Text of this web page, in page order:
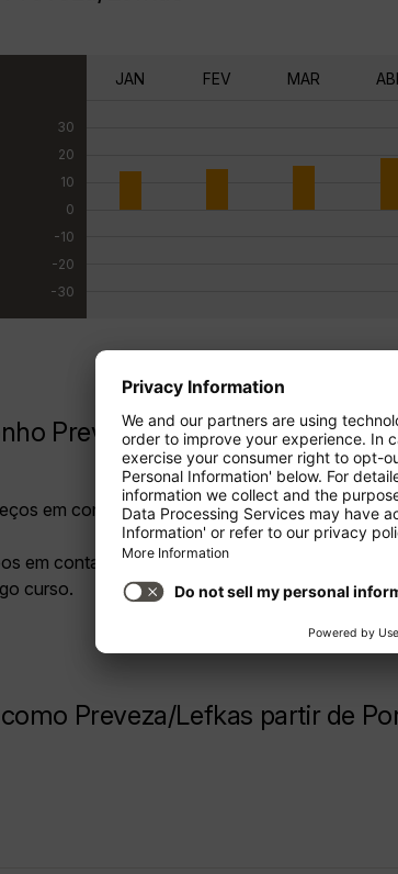
30
20
10
0
-10
-20
-30
JAN FEV MAR
Preveza/Lefkas
em conta com a Condor!
em conta tanto nos voos de curto e médio
curso.
Preveza/Lefkas partir de